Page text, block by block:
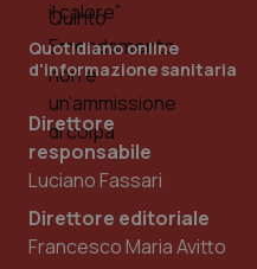
Quotidiano online
d'informazione sanitaria
Direttore
responsabile
Luciano Fassari
Direttore editoriale
Francesco Maria Avitto
PHPSESSID